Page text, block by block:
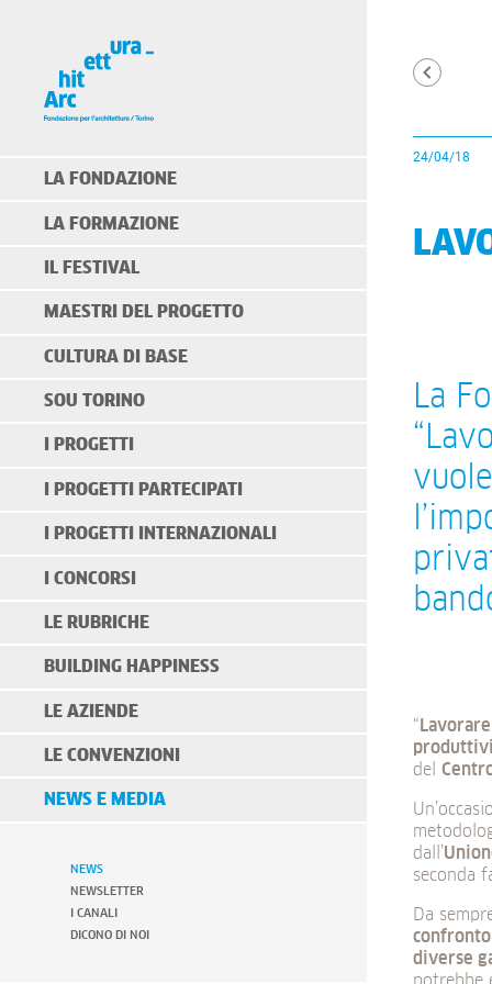
LA FONDAZIONE
LA FORMAZIONE
IL FESTIVAL
MAESTRI DEL PROGETTO
CULTURA DI BASE
SOU TORINO
I PROGETTI
I PROGETTI PARTECIPATI
I PROGETTI INTERNAZIONALI
I CONCORSI
LE RUBRICHE
BUILDING HAPPINESS
LE AZIENDE
LE CONVENZIONI
NEWS E MEDIA
NEWS
NEWSLETTER
I CANALI
DICONO DI NOI
24/04/18
La
“
del
dall’
seconda
Da
confronto
diverse